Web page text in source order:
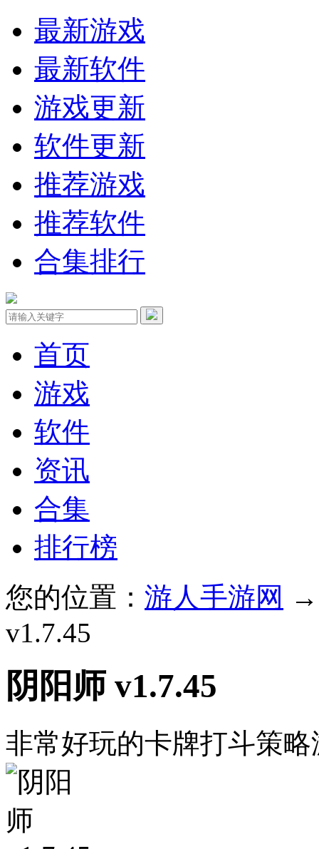
最新游戏
最新软件
游戏更新
软件更新
推荐游戏
推荐软件
合集排行
首页
游戏
软件
资讯
合集
排行榜
您的位置： 游人手游网
v1.7.45
阴阳师 v1.7.45
非常好玩的卡牌打斗策略